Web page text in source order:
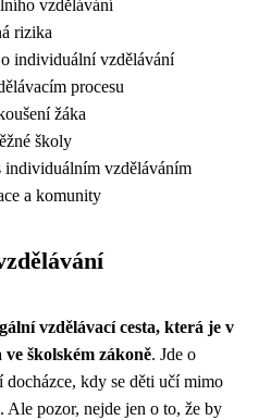
vzdělávání
rizika
individuální vzdělávání
procesu
žáka
školy
individuálním vzděláváním
a komunity
vzdělávací cesta, která je v
školském zákoně. Jde o
kdy se děti učí mimo
Ale pozor, nejde jen o to, že by